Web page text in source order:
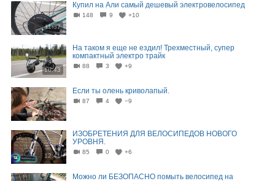
11:37
Купил на Али самый дешевый электровелосипед
148 9 +10
10:43
На таком я еще не ездил! Трехместный, супер
компактный электро трайк
88 3 +9
04:25
Если ты олень криволапый.
87 4 −9
12:41
ИЗОБРЕТЕНИЯ ДЛЯ ВЕЛОСИПЕДОВ НОВОГО
УРОВНЯ.
85 0 +6
Можно ли БЕЗОПАСНО помыть велосипед на